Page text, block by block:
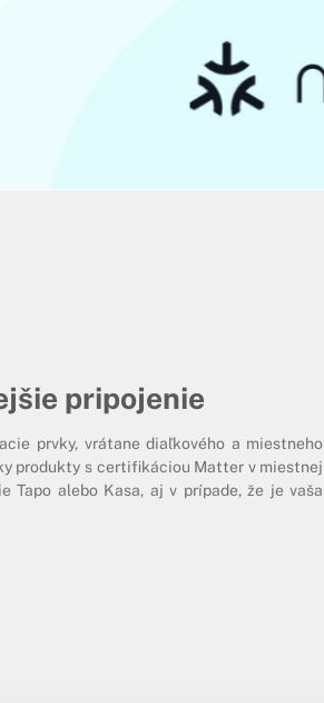
pripojenie
prvky, vrátane diaľkového a miestneho
produkty s certifikáciou Matter v miestnej
alebo Kasa, aj v prípade, že je vaša